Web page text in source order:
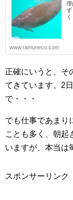
理
ず
www.ramuneco.com
正確にいうと、そ
てきています。2
で・・・
でも仕事であまり
ことも多く、朝起
いますが、本当は
スポンサーリンク